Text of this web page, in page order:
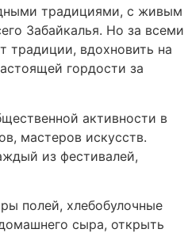
традициями, с живым
Забайкалья. Но за всеми
традиции, вдохновить на
гордости за
активности в
мастеров искусств.
из фестивалей,
полей, хлебобулочные
сыра, открыть